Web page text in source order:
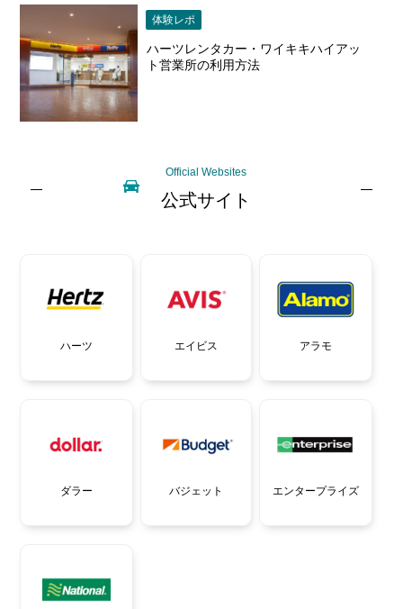
体験レポ
ハーツレンタカー・ワイキキハイアッ
ト営業所の利用方法
Official Websites
公式サイト
ハーツ エイビス アラモ
ダラー バジェット エンタープライズ